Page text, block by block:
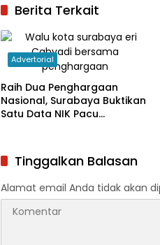
Berita Terkait
Advertorial
Raih Dua Penghargaan
Nasional, Surabaya Buktikan
Satu Data NIK Pacu
Tinggalkan Balasan
Alamat email Anda tidak akan